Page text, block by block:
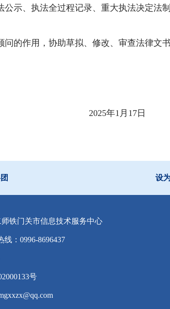
公示、执法全过程记录、重大执法决定法
问的作用，协助草拟、修改、审查法律文
年1 月 17 日
设
铁门关市信息技术服务中心
线：0996-8696437
号